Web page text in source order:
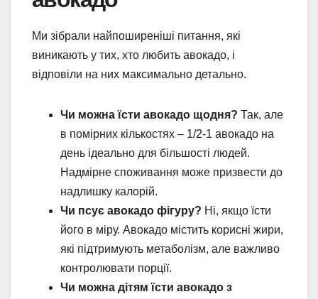
Ми зібрали найпоширеніші питання, які
виникають у тих, хто любить авокадо, і
відповіли на них максимально детально.
Чи можна їсти авокадо щодня? Так, але
в помірних кількостях – 1/2-1 авокадо на
день ідеально для більшості людей.
Надмірне споживання може призвести до
надлишку калорій.
Чи псує авокадо фігуру? Ні, якщо їсти
його в міру. Авокадо містить корисні жири,
які підтримують метаболізм, але важливо
контролювати порції.
Чи можна дітям їсти авокадо з